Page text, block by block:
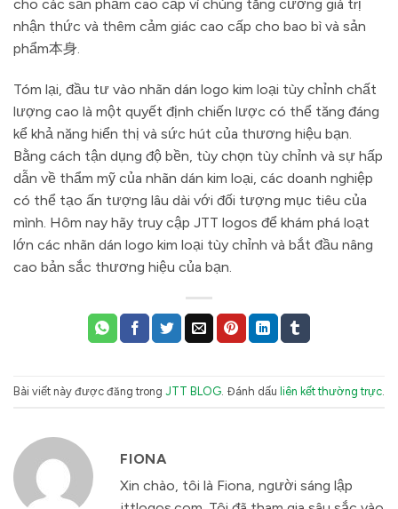
cho các sản phẩm cao cấp vì chúng tăng cường giá trị
nhận thức và thêm cảm giác cao cấp cho bao bì và sản
phẩm本身.
Tóm lại, đầu tư vào nhãn dán logo kim loại tùy chỉnh chất
lượng cao là một quyết định chiến lược có thể tăng đáng
kể khả năng hiển thị và sức hút của thương hiệu bạn.
Bằng cách tận dụng độ bền, tùy chọn tùy chỉnh và sự hấp
dẫn về thẩm mỹ của nhãn dán kim loại, các doanh nghiệp
có thể tạo ấn tượng lâu dài với đối tượng mục tiêu của
mình. Hôm nay hãy truy cập JTT logos để khám phá loạt
lớn các nhãn dán logo kim loại tùy chỉnh và bắt đầu nâng
cao bản sắc thương hiệu của bạn.
Bài viết này được đăng trong JTT BLOG . Đánh dấu liên kết thường trực
FIONA
Xin chào, tôi là Fiona, người sáng lập